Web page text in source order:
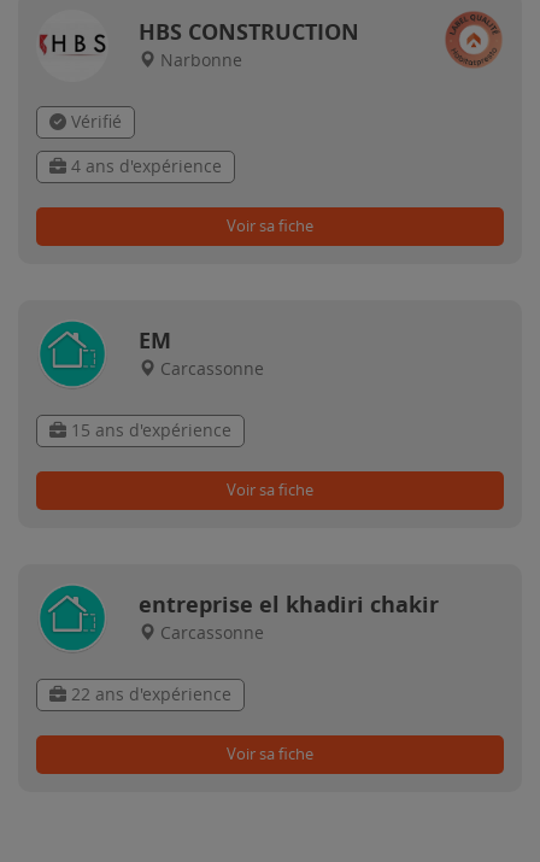
HBS CONSTRUCTION
Narbonne
Vérifié
4 ans d'expérience
Voir sa fiche
EM
Carcassonne
15 ans d'expérience
Voir sa fiche
entreprise el khadiri chakir
Carcassonne
22 ans d'expérience
Voir sa fiche